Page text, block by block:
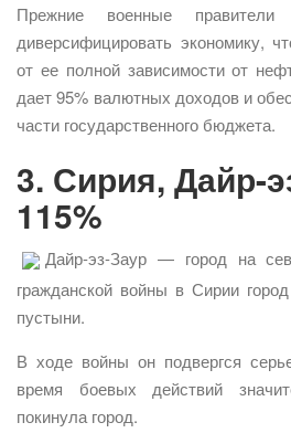
Прежние военные
диверсифицировать экономику,
от ее полной зависимости от
дает 95% валютных доходов и
части государственного бюджета.
3. Сирия, Дайр-
115%
Дайр-эз-Заур — город на
гражданской войны в Сирии
пустыни.
В ходе войны он подвергся
время боевых действий
покинула город.